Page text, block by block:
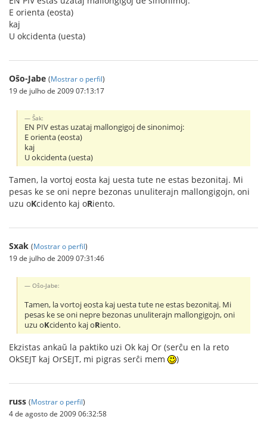
E orienta (eosta)
kaj
U okcidenta (uesta)
Oŝo-Jabe (Mostrar o perfil)
19 de julho de 2009 07:13:17
Ŝak:
EN PIV estas uzataj mallongigoj de sinonimoj:
E orienta (eosta)
kaj
U okcidenta (uesta)
Tamen, la vortoj eosta kaj uesta tute ne estas bezonitaj. Mi
pesas ke se oni nepre bezonas unuliterajn mallongigojn, oni
uzu oKcidento kaj oRiento.
Sxak (Mostrar o perfil)
19 de julho de 2009 07:31:46
Oŝo-Jabe:
Tamen, la vortoj eosta kaj uesta tute ne estas bezonitaj. Mi
pesas ke se oni nepre bezonas unuliterajn mallongigojn, oni
uzu oKcidento kaj oRiento.
Ekzistas ankaŭ la paktiko uzi Ok kaj Or (serĉu en la reto
OkSEJT kaj OrSEJT, mi pigras serĉi mem
)
russ (Mostrar o perfil)
4 de agosto de 2009 06:32:58